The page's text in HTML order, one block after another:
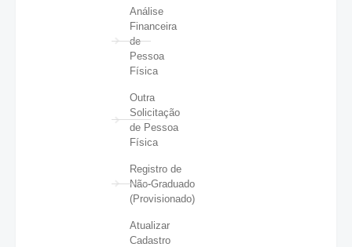
Análise
Financeira
de
Pessoa
Física
Outra
Solicitação
de Pessoa
Física
Registro de
Não-Graduado
(Provisionado)
Atualizar
Cadastro